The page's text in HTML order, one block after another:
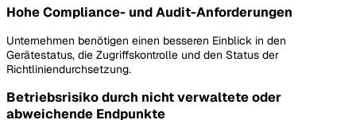
Hohe Compliance- und Audit-Anforderungen
Unternehmen benötigen einen besseren Einblick in den
Gerätestatus, die Zugriffskontrolle und den Status der
Richtliniendurchsetzung.
Betriebsrisiko durch nicht verwaltete oder
abweichende Endpunkte